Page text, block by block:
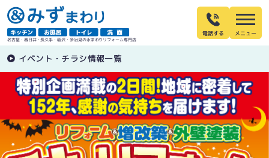
名古屋・春日井・長久手・稲沢・多治見の水まわりリフォーム専門店
電話する
イベント・チラシ情報一覧